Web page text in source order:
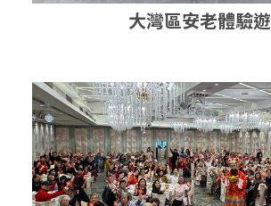
大灣區安老體驗遊